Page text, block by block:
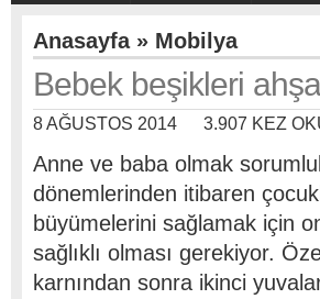
Anasayfa» Mobilya
Bebek beşikleri
8 AĞUSTOS 2014 3.907 KEZ
Anne ve baba olmak
dönemlerinden itibaren
büyümelerini sağlamak için
sağlıklı olması gerekiyor.
karnından sonra ikinci